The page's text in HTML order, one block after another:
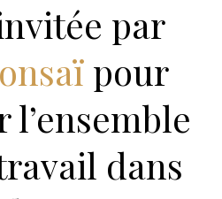
par
pour
l’ensemble
dans